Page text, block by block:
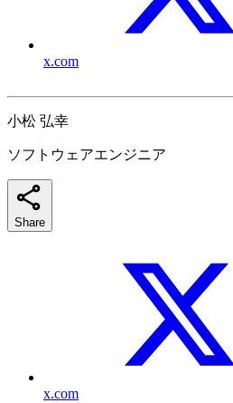
x.com
小松 弘幸
ソフトウェアエンジニア
Share
x.com